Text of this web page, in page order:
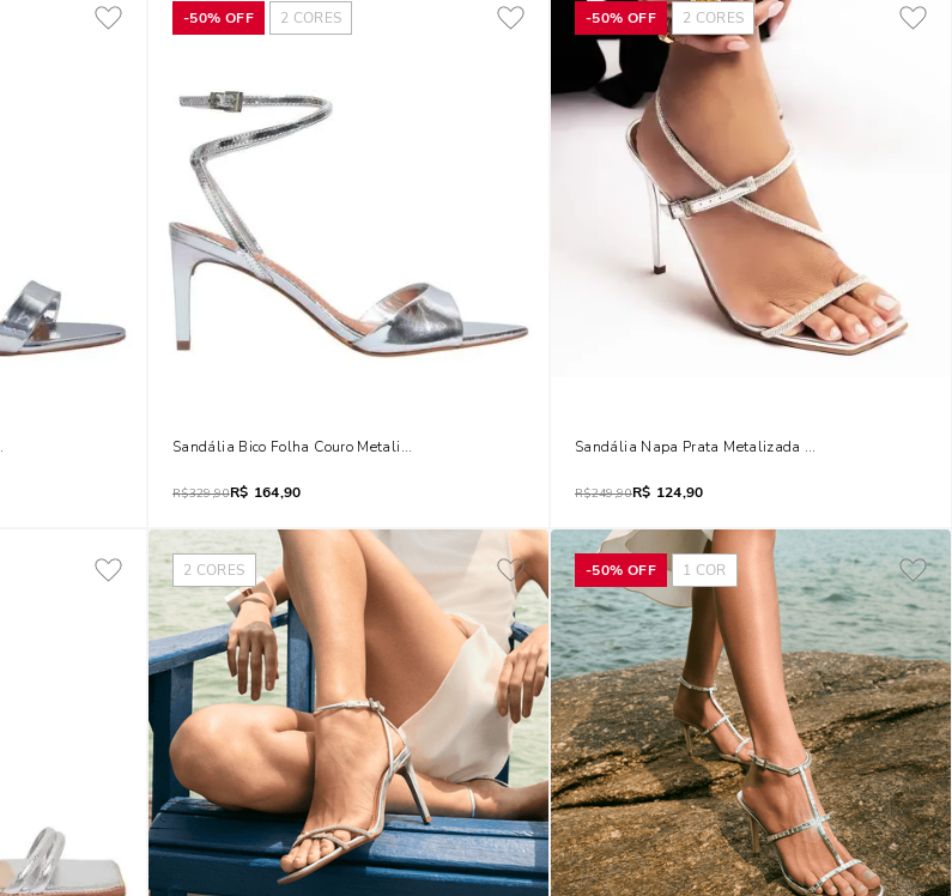
Salto Alto
-50% OFF 2 CORES
Sandália Bico Folha Couro Metalizado Prata
R$329,90R$ 164,90
-50% OFF 2 CORES
Sandália Napa Prata Metalizada Salto Alto
R$249,90R$ 124,90
2 CORES -50% OFF 1 COR